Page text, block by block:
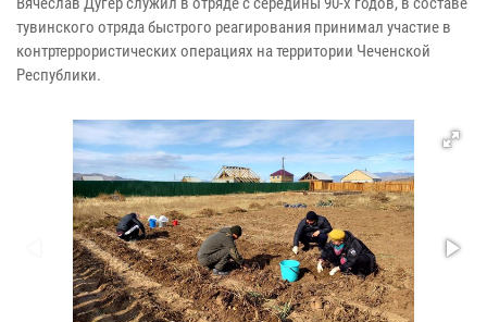
тувинского отряда быстрого реагирования принимал участие в
контртеррористических операциях на территории Чеченской
Республики.